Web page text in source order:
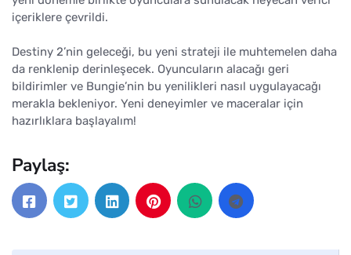
içeriklere çevrildi.
Destiny 2’nin geleceği, bu yeni strateji ile muhtemelen daha
da renklenip derinleşecek. Oyuncuların alacağı geri
bildirimler ve Bungie’nin bu yenilikleri nasıl uygulayacağı
merakla bekleniyor. Yeni deneyimler ve maceralar için
hazırlıklara başlayalım!
Paylaş: